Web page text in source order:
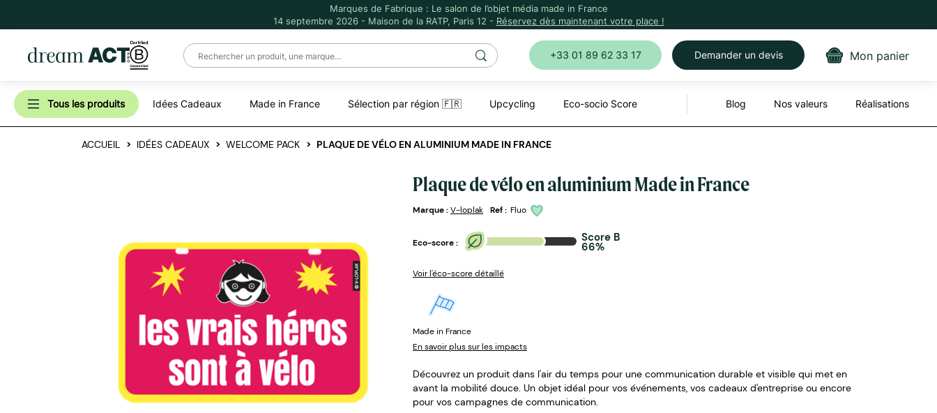
Marques de Fabrique : Le salon de l’objet média made in France
14 septembre 2026 - Maison de la RATP, Paris 12 - Réservez dès maintenant votre place !
+33 01 89 62 33 17 Demander un devis Mon panier
Tous les produits Idées Cadeaux Made in France Sélection par région 🇫🇷 Upcycling Eco-socio Score Blog Nos valeurs Réalisations
ACCUEIL IDÉES CADEAUX WELCOME PACK PLAQUE DE VÉLO EN ALUMINIUM MADE IN FRANCE
Plaque de vélo en aluminium Made in France
Marque :V-loplak Ref : Fluo
Eco-score : Score B
66%
Voir l'éco-score détaillé
Made in France
En savoir plus sur les impacts
Découvrez un produit dans l'air du temps pour une communication durable et visible qui met en
avant la mobilité douce. Un objet idéal pour vos événements, vos cadeaux d'entreprise ou encore
pour vos campagnes de communication.